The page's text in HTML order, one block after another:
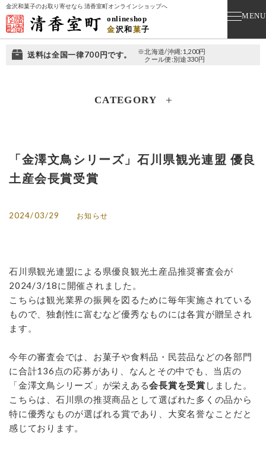
金沢和菓子のお取り寄せなら 清香室町オンラインショップへ
onlineshop
金沢和 菓子
MENU
送料は全国一律700円です。
※北海道/沖縄:1,200円
クール便:別途330円
CATEGORY
「金澤文鳥シリーズ」石川県観光連盟 優良
土産会長賞受賞
2024/03/29 お知らせ
石川県観光連盟による県優良観光土産品推奨審査会が
2024/3/18に開催されました。
こちらは観光業界の振興を図るために毎年実施されている
もので、独創性に富むなど優秀なものには各賞が贈呈され
ます。
今年の審査会では、お菓子や食料品・民芸品などの各部門
に合計136点の応募があり、なんとその中でも、当店の
「金澤文鳥シリーズ」が栄えある会長賞を受賞 しました。
こちらは、石川県の推奨商品として選ばれた多くの品から
特に優秀なものが選ばれる賞であり、大変名誉なことだと
感じております。